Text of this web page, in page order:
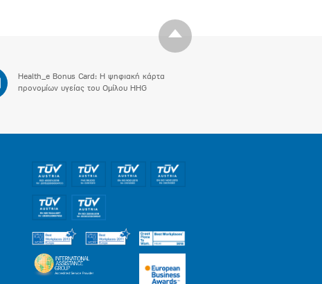
Health_e Bonus Card: H ψηφιακή κάρτα
προνομίων υγείας του Ομίλου HHG